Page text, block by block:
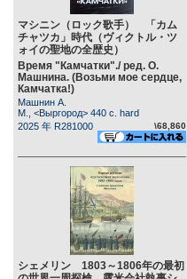
マシニン（ロック歌手） 「カム
チャツカ」時代（ヴィクトル・ツ
ォイの聖地の全歴史）
Время "Камчатки"./ ред. О.
Машнина. (Возьми мое сердце,
Камчатка!)
Машнин А.
М., <Выргород> 440 c. hard
2025 年 R281000
\68,860
シェメリン 1803～1806年の最初